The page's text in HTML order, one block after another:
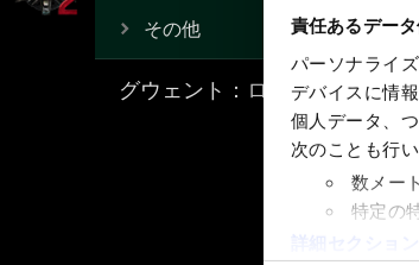
責任あるデー
パーソナライ
デバイスに情
個人データ、
次のことも行い
数メー
特定の
その他
グウェント：ローグメイジ